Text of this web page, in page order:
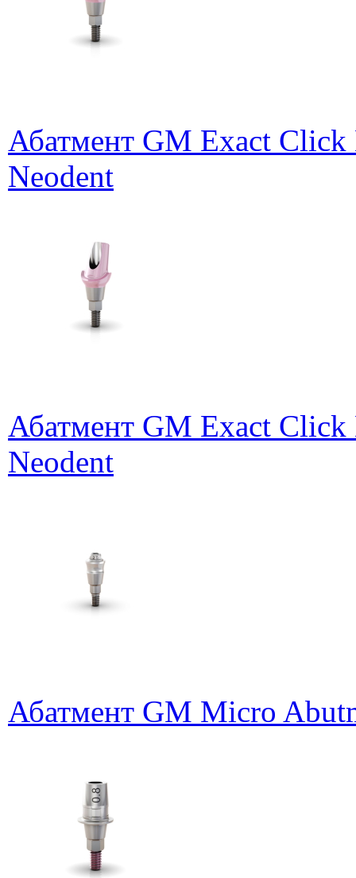
Абатмент GM Exact
Neodent
Абатмент GM Exact
Neodent
Абатмент GM Micro